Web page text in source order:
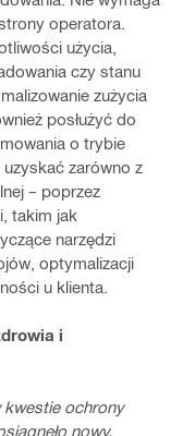
operatora.
użycia,
czy stanu
zużycia
posłużyć do
o trybie
zarówno z
– poprzez
takim jak
narzędzi
optymalizacji
u klienta.
i
kwestie ochrony
nowy,